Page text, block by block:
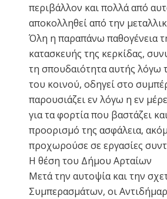
περιβάλλον και πολλά από
αποκολληθεί από την
Όλη η παραπάνω παθογένεια
κατασκευής της κερκίδας,
τη σπουδαιότητα αυτής λόγω
του κοινού, οδηγεί στο
παρουσιάζει εν λόγω η εν
για τα φορτία που βαστάζει
προορισμό της ασφάλεια,
προχωρούσε σε εργασίες
Η θέση του Δήμου Αρταίων
Μετά την αυτοψία και την
Συμπερασμάτων, οι